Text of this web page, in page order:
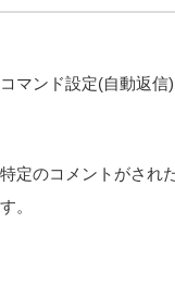
コマンド設定(自動返信)
特定のコメントがされ
す。